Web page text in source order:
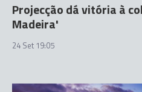
Projecção dá vitória à
Madeira'
24 Set 19:05